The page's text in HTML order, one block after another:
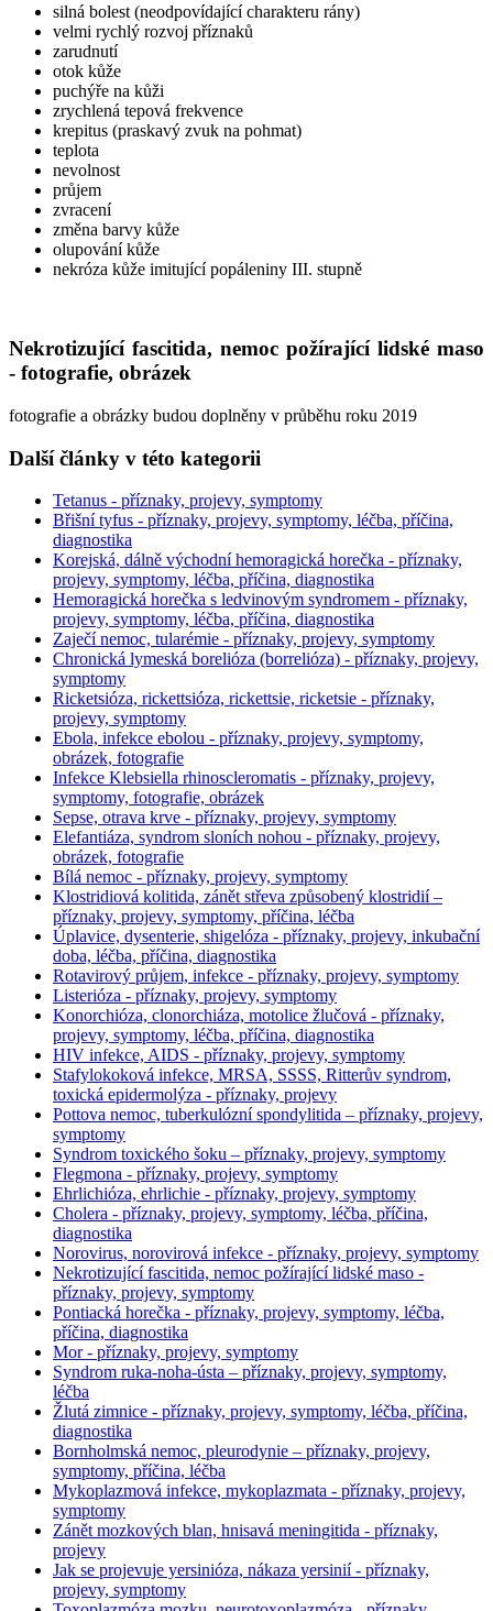
silná bolest (neodpovídající charakteru rány)
velmi rychlý rozvoj příznaků
zarudnutí
otok kůže
puchýře na kůži
zrychlená tepová frekvence
krepitus (praskavý zvuk na pohmat)
teplota
nevolnost
průjem
zvracení
změna barvy kůže
olupování kůže
nekróza kůže imitující popáleniny III. stupně
Nekrotizující fascitida, nemoc požírající lidské maso
- fotografie, obrázek
fotografie a obrázky budou doplněny v průběhu roku 2019
Další články v této kategorii
Tetanus - příznaky, projevy, symptomy
Břišní tyfus - příznaky, projevy, symptomy, léčba, příčina,
diagnostika
Korejská, dálně východní hemoragická horečka - příznaky,
projevy, symptomy, léčba, příčina, diagnostika
Hemoragická horečka s ledvinovým syndromem - příznaky,
projevy, symptomy, léčba, příčina, diagnostika
Zaječí nemoc, tularémie - příznaky, projevy, symptomy
Chronická lymeská borelióza (borrelióza) - příznaky, projevy,
symptomy
Ricketsióza, rickettsióza, rickettsie, ricketsie - příznaky,
projevy, symptomy
Ebola, infekce ebolou - příznaky, projevy, symptomy,
obrázek, fotografie
Infekce Klebsiella rhinoscleromatis - příznaky, projevy,
symptomy, fotografie, obrázek
Sepse, otrava krve - příznaky, projevy, symptomy
Elefantiáza, syndrom sloních nohou - příznaky, projevy,
obrázek, fotografie
Bílá nemoc - příznaky, projevy, symptomy
Klostridiová kolitida, zánět střeva způsobený klostridií –
příznaky, projevy, symptomy, příčina, léčba
Úplavice, dysenterie, shigelóza - příznaky, projevy, inkubační
doba, léčba, příčina, diagnostika
Rotavirový průjem, infekce - příznaky, projevy, symptomy
Listerióza - příznaky, projevy, symptomy
Konorchióza, clonorchiáza, motolice žlučová - příznaky,
projevy, symptomy, léčba, příčina, diagnostika
HIV infekce, AIDS - příznaky, projevy, symptomy
Stafylokoková infekce, MRSA, SSSS, Ritterův syndrom,
toxická epidermolýza - příznaky, projevy
Pottova nemoc, tuberkulózní spondylitida – příznaky, projevy,
symptomy
Syndrom toxického šoku – příznaky, projevy, symptomy
Flegmona - příznaky, projevy, symptomy
Ehrlichióza, ehrlichie - příznaky, projevy, symptomy
Cholera - příznaky, projevy, symptomy, léčba, příčina,
diagnostika
Norovirus, norovirová infekce - příznaky, projevy, symptomy
Nekrotizující fascitida, nemoc požírající lidské maso -
příznaky, projevy, symptomy
Pontiacká horečka - příznaky, projevy, symptomy, léčba,
příčina, diagnostika
Mor - příznaky, projevy, symptomy
Syndrom ruka-noha-ústa – příznaky, projevy, symptomy,
léčba
Žlutá zimnice - příznaky, projevy, symptomy, léčba, příčina,
diagnostika
Bornholmská nemoc, pleurodynie – příznaky, projevy,
symptomy, příčina, léčba
Mykoplazmová infekce, mykoplazmata - příznaky, projevy,
symptomy
Zánět mozkových blan, hnisavá meningitida - příznaky,
projevy
Jak se projevuje yersinióza, nákaza yersinií - příznaky,
projevy, symptomy